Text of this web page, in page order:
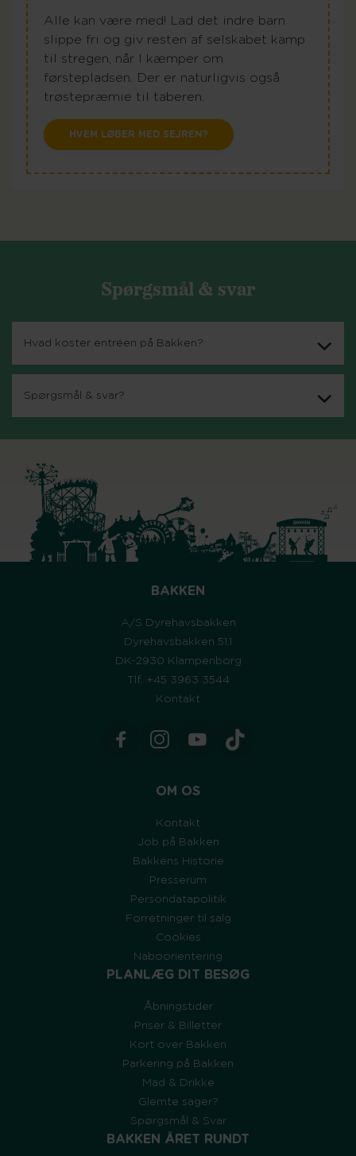
Alle kan være med! Lad det indre barn
slippe fri og giv resten af selskabet kamp
til stregen, når I kæmper om
førstepladsen. Der er naturligvis også
trøstepræmie til taberen.
HVEM LØBER MED SEJREN?
Spørgsmål & svar
Hvad koster entréen på Bakken?
Spørgsmål & svar?
BAKKEN
A/S Dyrehavsbakken
Dyrehavsbakken 51.1
DK-2930 Klampenborg
Tlf. +45 3963 3544
Kontakt
OM OS
Kontakt
Job på Bakken
Bakkens Historie
Presserum
Persondatapolitik
Forretninger til salg
Cookies
Naboorientering
PLANLÆG DIT BESØG
Åbningstider
Priser & Billetter
Kort over Bakken
Parkering på Bakken
Mad & Drikke
Glemte sager?
Spørgsmål & Svar
BAKKEN ÅRET RUNDT